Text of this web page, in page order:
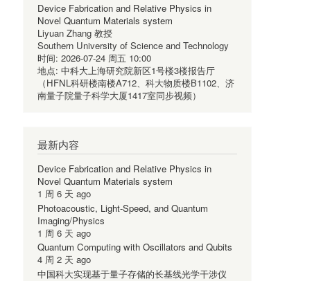
Device Fabrication and Relative Physics in
Novel Quantum Materials system
Liyuan Zhang 教授
Southern University of Science and Technology
时间: 2026-07-24 周五 10:00
地点: 中科大上海研究院新区1号楼3楼报告厅
（HFNL科研楼南楼A712、科大物质楼B1102、济
南量子院量子科学大厦1417室同步视频）
最新内容
Device Fabrication and Relative Physics in
Novel Quantum Materials system
1 周 6 天 ago
Photoacoustic, Light-Speed, and Quantum
Imaging/Physics
1 周 6 天 ago
Quantum Computing with Oscillators and Qubits
4 周 2 天 ago
中国科大实现基于量子存储的长基线光学干涉仪